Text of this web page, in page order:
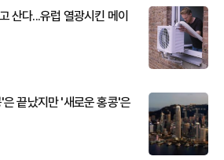
산다...유럽 열광시킨 메이
끝났지만 '새로운 홍콩'은